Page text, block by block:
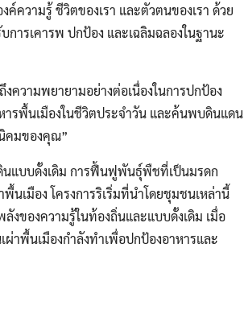
Search
ความรู้ ชีวิตของเรา และตัวตนของเรา ด้วย
การเคารพ ปกป้อง และเฉลิมฉลองในฐานะ
ความพยายามอย่างต่อเนื่องในการปกป้อง
รพื้นเมืองในชีวิตประจำวัน และค้นพบดินแดน
คมของคุณ”
นแบบดั้งเดิม การฟื้นฟูพันธุ์พืชที่เป็นมรดก
เมือง โครงการริเริ่มที่นำโดยชุมชนเหล่านี้
งของความรู้ในท้องถิ่นและแบบดั้งเดิม เมื่อ
าพื้นเมืองกำลังทำเพื่อปกป้องอาหารและ